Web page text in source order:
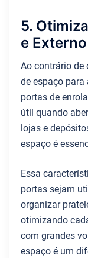
5.
e Externo
Ao contrário de
de espaço para
portas de
útil quando
lojas e
espaço é
Essa
portas sejam
organizar
otimizando
com grandes
espaço é um